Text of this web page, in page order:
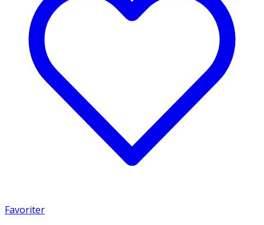
Favoriter